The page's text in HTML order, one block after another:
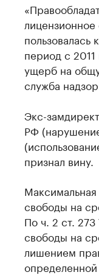
пользовалась
период с
ущерб на
служба
Экс-
РФ
признал вину.
свободы на
По ч. 2 ст.
свободы на
лишением
определенной